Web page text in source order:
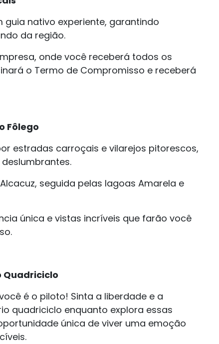
guia nativo experiente, garantindo
da região.
onde você receberá todos os
o Termo de Compromisso e receberá
Fôlego
estradas carroçais e vilarejos pitorescos,
seguida pelas lagoas Amarela e
única e vistas incríveis que farão você
Quadriciclo
é o piloto! Sinta a liberdade e a
quadriciclo enquanto explora essas
única de viver uma emoção